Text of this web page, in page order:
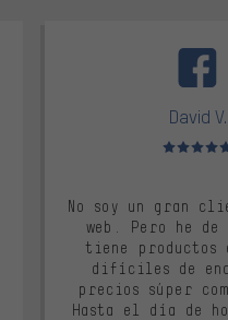
David V.
Valoración
No soy un gran
web. Pero he
tiene productos
difíciles de
precios súper
Hasta el día de